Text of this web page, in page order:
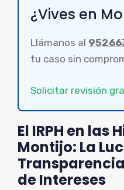
¿Vives en
Llámanos al
tu caso sin
Solicitar revisión
El IRPH en las
Montijo: La
de Intereses